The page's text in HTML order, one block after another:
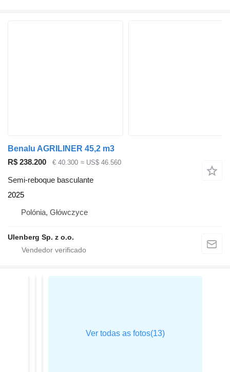
Benalu AGRILINER 45,2 m3
R$ 238.200
€ 40.300 ≈ US$ 46.560
Semi-reboque basculante
2025
Polónia, Główczyce
Ulenberg Sp. z o.o.